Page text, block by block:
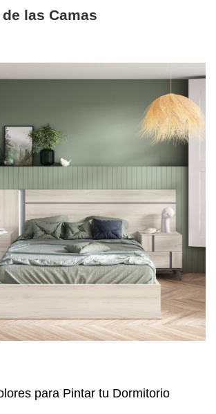
las Camas
para Pintar tu Dormitorio